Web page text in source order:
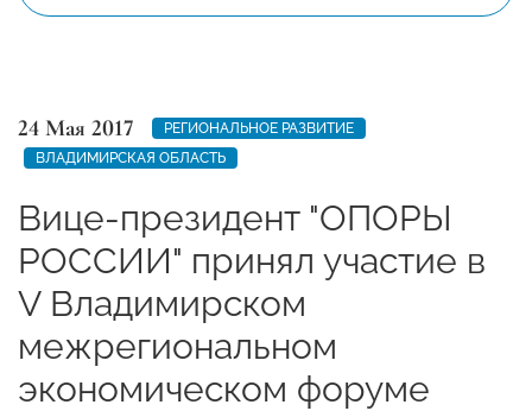
24 Мая 2017
РЕГИОНАЛЬНОЕ РАЗВИТИЕ
ВЛАДИМИРСКАЯ ОБЛАСТЬ
Вице-президент "ОПОРЫ
РОССИИ" принял участие в
V Владимирском
межрегиональном
экономическом форуме